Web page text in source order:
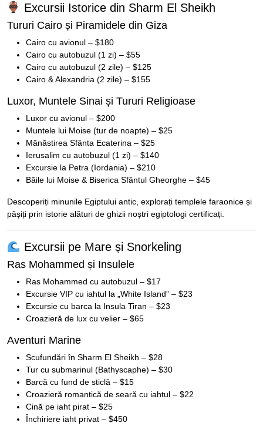
Excursii Istorice din Sharm El Sheikh
Tururi Cairo și Piramidele din Giza
Cairo cu avionul – $180
Cairo cu autobuzul (1 zi) – $55
Cairo cu autobuzul (2 zile) – $125
Cairo & Alexandria (2 zile) – $155
Luxor, Muntele Sinai și Tururi Religioase
Luxor cu avionul – $200
Muntele lui Moise (tur de noapte) – $25
Mănăstirea Sfânta Ecaterina – $25
Ierusalim cu autobuzul (1 zi) – $140
Excursie la Petra (Iordania) – $210
Băile lui Moise & Biserica Sfântul Gheorghe – $45
Descoperiți minunile Egiptului antic, explorați templele faraonice și
pășiți prin istorie alături de ghizii noștri egiptologi certificați.
Excursii pe Mare și Snorkeling
Ras Mohammed și Insulele
Ras Mohammed cu autobuzul – $17
Excursie VIP cu iahtul la „White Island” – $23
Excursie cu barca la Insula Tiran – $23
Croazieră de lux cu velier – $65
Aventuri Marine
Scufundări în Sharm El Sheikh – $28
Tur cu submarinul (Bathyscaphe) – $30
Barcă cu fund de sticlă – $15
Croazieră romantică de seară cu iahtul – $22
Cină pe iaht pirat – $25
Închiriere iaht privat – $450